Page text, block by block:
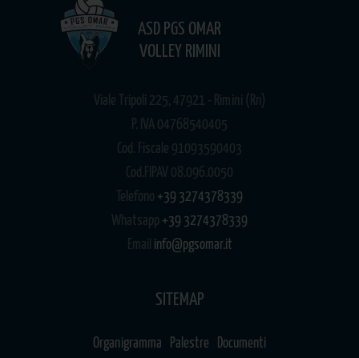
ASD PGS OMAR
VOLLEY RIMINI
Viale Tripoli 225, 47921 - Rimini (Rn)
P. IVA 04768540405
Cod. Fiscale 91093590403
Cod.FIPAV 08.096.0050
Telefono +39 3274378339
Whatsapp +39 3274378339
Email info@pgsomar.it
SITEMAP
Organigramma Palestre Documenti